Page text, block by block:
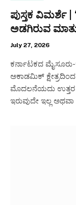
ಪುಸ್ತಕ ವಿಮರ್ಶೆ |
ಅಡಗಿರುವ
July 27, 2026
ಕರ್ನಾಟಕದ
ಅಕಾಡಮಿಕ್ ಕ್ಷೇತ್ರದಿಂದ
ಮೊದಲನೆಯದು
ಇರುವುದೇ ಇಲ್ಲ